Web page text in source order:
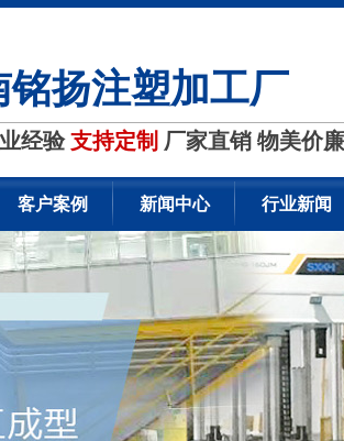
铭扬注塑加工厂
经验支持定制 厂家直销 物美价廉
客户案例 新闻中心 行业新闻